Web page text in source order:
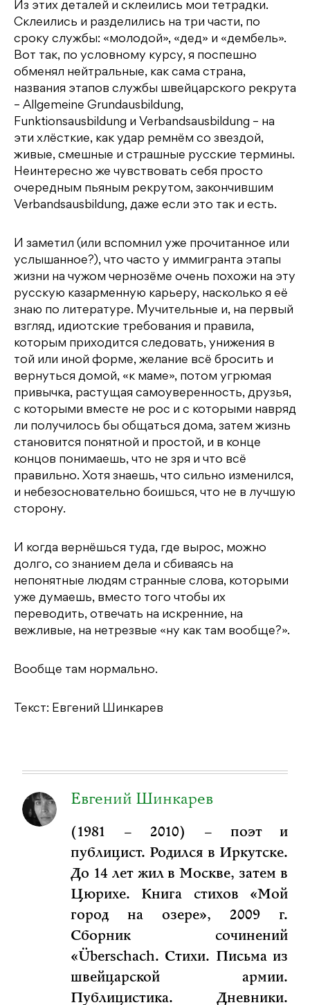
Из этих деталей и склеились мои тетрадки.
Склеились и разделились на три части, по
сроку службы: «молодой», «дед» и «дембель».
Вот так, по условному курсу, я поспешно
обменял нейтральные, как сама страна,
названия этапов службы швейцарского рекрута
– Allgemeine Grundausbildung,
Funktionsausbildung и Verbandsausbildung – на
эти хлёсткие, как удар ремнём со звездой,
живые, смешные и страшные русские термины.
Неинтересно же чувствовать себя просто
очередным пьяным рекрутом, закончившим
Verbandsausbildung, даже если это так и есть.
И заметил (или вспомнил уже прочитанное или
услышанное?), что часто у иммигранта этапы
жизни на чужом чернозёме очень похожи на эту
русскую казарменную карьеру, насколько я её
знаю по литературе. Мучительные и, на первый
взгляд, идиотские требования и правила,
которым приходится следовать, унижения в
той или иной форме, желание всё бросить и
вернуться домой, «к маме», потом угрюмая
привычка, растущая самоуверенность, друзья,
с которыми вместе не рос и с которыми навряд
ли получилось бы общаться дома, затем жизнь
становится понятной и простой, и в конце
концов понимаешь, что не зря и что всё
правильно. Хотя знаешь, что сильно изменился,
и небезосновательно боишься, что не в лучшую
сторону.
И когда вернёшься туда, где вырос, можно
долго, со знанием дела и сбиваясь на
непонятные людям странные слова, которыми
уже думаешь, вместо того чтобы их
переводить, отвечать на искренние, на
вежливые, на нетрезвые «ну как там вообще?».
Вообще там нормально.
Текст: Евгений Шинкарев
Евгений Шинкарев
(1981 – 2010) – поэт и
публицист. Родился в Иркутске.
До 14 лет жил в Москве, затем в
Цюрихе. Книга стихов «Мой
город на озере», 2009 г.
Сборник сочинений
«Überschach. Стихи. Письма из
швейцарской армии.
Публицистика. Дневники.